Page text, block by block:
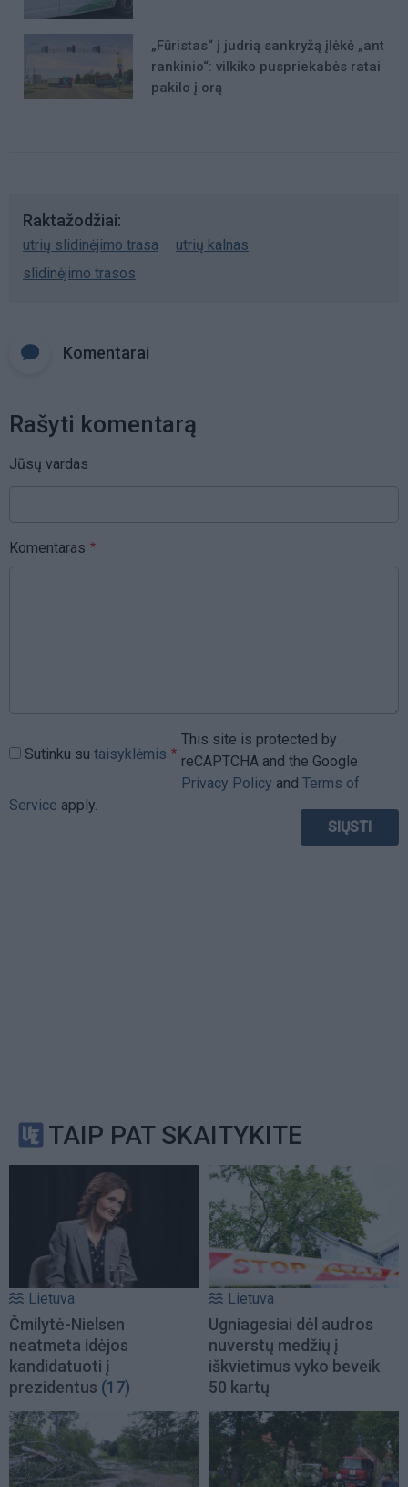
„Fūristas“ į judrią sankryžą įlėkė „ant
rankinio“: vilkiko puspriekabės ratai
pakilo į orą
Raktažodžiai
utrių slidinėjimo trasa
utrių kalnas
slidinėjimo trasos
Komentarai
Rašyti komentarą
Jūsų vardas
Komentaras
Sutinku su taisyklėmis
This site is protected by
reCAPTCHA and the Google
Privacy Policy and Terms of
Service apply.
TAIP PAT SKAITYKITE
Lietuva
Čmilytė-Nielsen
neatmeta idėjos
kandidatuoti į
prezidentus (17)
Lietuva
Ugniagesiai dėl audros
nuverstų medžių į
iškvietimus vyko beveik
50 kartų